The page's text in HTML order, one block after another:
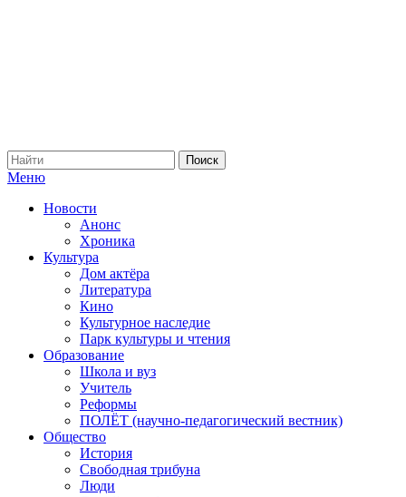
Меню
Новости
Анонс
Хроника
Культура
Дом актёра
Литература
Кино
Культурное наследие
Парк культуры и чтения
Образование
Школа и вуз
Учитель
Реформы
ПОЛЁТ (научно-педагогический вестник)
Общество
История
Свободная трибуна
Люди